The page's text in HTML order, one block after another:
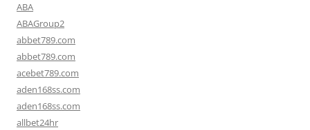
ABA
ABAGroup2
abbet789.com
abbet789.com
acebet789.com
aden168ss.com
aden168ss.com
allbet24hr